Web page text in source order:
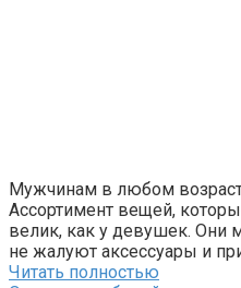
Мужчинам в любом
Ассортимент вещей,
велик, как у девушек. Они
не жалуют аксессуары и
Читать полностью